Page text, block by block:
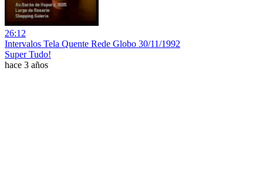
26:12
Intervalos Tela Quente Rede Globo 30/11/1992
Super Tudo!
hace 3 años